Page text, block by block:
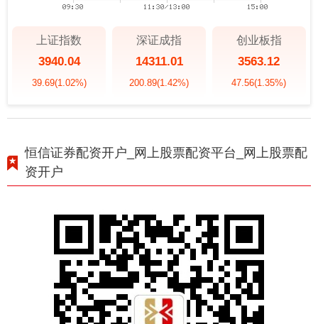
上证指数
3940.04
39.69(1.02%)
深证成指
14311.01
200.89(1.42%)
创业板指
3563.12
47.56(1.35%)
恒信证券配资开户_网上股票配资平台_网上股票配
资开户